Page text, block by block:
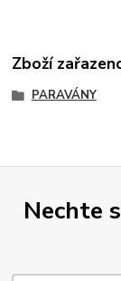
Zboží
PARAVÁNY
Nechte